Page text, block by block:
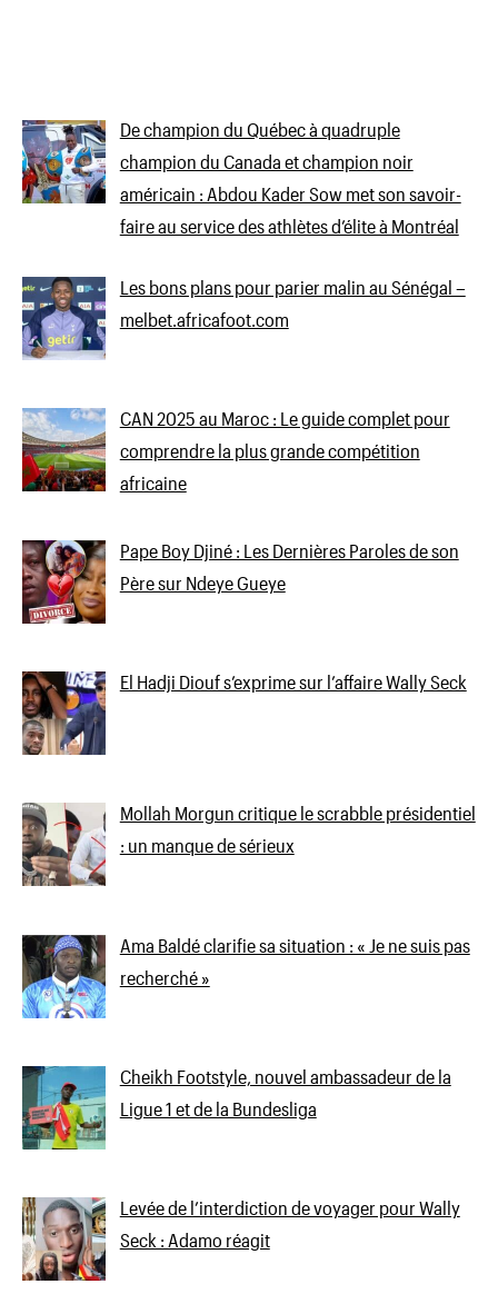
De champion du Québec à quadruple
champion du Canada et champion noir
américain : Abdou Kader Sow met son savoir-
faire au service des athlètes d’élite à Montréal
Les bons plans pour parier malin au Sénégal –
melbet.africafoot.com
CAN 2025 au Maroc : Le guide complet pour
comprendre la plus grande compétition
africaine
Pape Boy Djiné : Les Dernières Paroles de son
Père sur Ndeye Gueye
El Hadji Diouf s’exprime sur l’affaire Wally Seck
Mollah Morgun critique le scrabble présidentiel
: un manque de sérieux
Ama Baldé clarifie sa situation : « Je ne suis pas
recherché »
Cheikh Footstyle, nouvel ambassadeur de la
Ligue 1 et de la Bundesliga
Levée de l’interdiction de voyager pour Wally
Seck : Adamo réagit